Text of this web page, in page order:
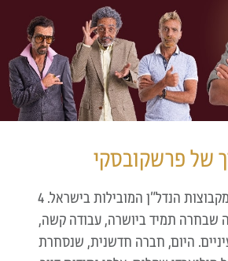
של פרשקובסקי
פרשקובסקי היא מקבוצות הנדל״ן המובילות בישראל. 4
שבחרה תמיד ביושרה, עבודה קשה,
היום, חברה חדשנית, שנסחרת